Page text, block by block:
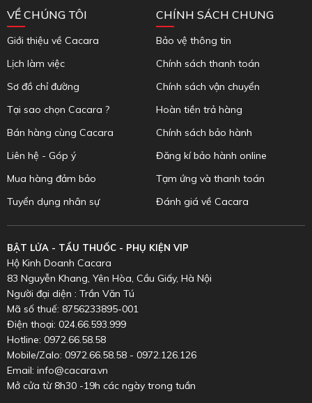
VỀ CHÚNG TÔI
Giới thiệu về Cacara
Lịch làm việc
Sơ đồ chỉ đường
Tại sao chọn Cacara ?
Bán hàng cùng Cacara
Liên hệ - Góp ý
Mua hàng đảm bảo
Tuyển dụng nhân sự
CHÍNH SÁCH CHUNG
Bảo vệ thông tin
Chính sách thanh toán
Chính sách vận chuyển
Hoàn tiền trả hàng
Chính sách bảo hành
Đăng kí bảo hành online
Tạm ứng và thanh toán
Đánh giá về Cacara
BẬT LỬA - TẨU THUỐC - PHỤ KIỆN VIP
Hộ Kinh Doanh Cacara
83 Nguyễn Khang, Yên Hòa, Cầu Giấy, Hà Nội
Người đại diện : Trần Văn Tú
Mã số thuế: 8756233895-001
Điện thoại: 024.66.593.999
Hotline: 0972.66.58.58
Mobile/Zalo: 0972.66.58.58 - 0972.126.126
Email: info@cacara.vn
Mở cửa từ 8h30 -19h các ngày trong tuần